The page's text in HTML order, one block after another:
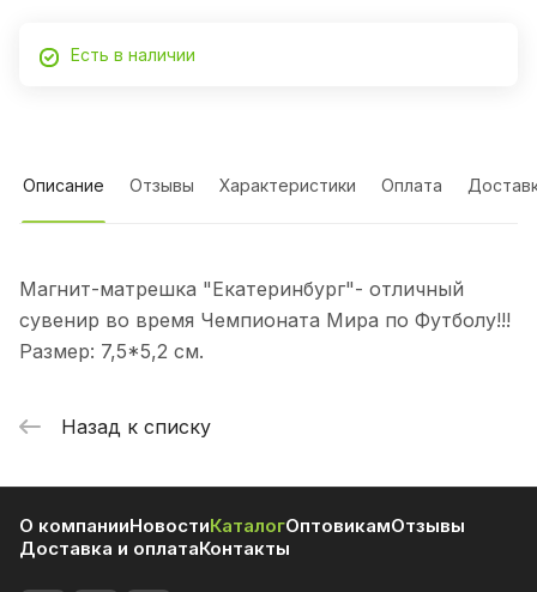
Есть в наличии
Описание Отзывы Характеристики Оплата
Магнит-матрешка "Екатеринбург"- отличный
сувенир во время Чемпионата Мира по Футболу!!!
Размер: 7,5*5,2 см.
Назад к списку
О компанииНовостиКаталогОптовикамОтзывы
Доставка и оплатаКонтакты